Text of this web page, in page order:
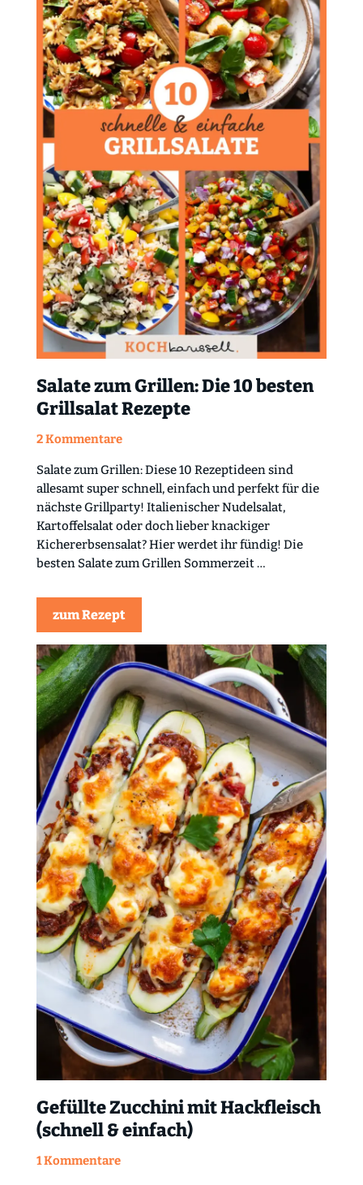
Salate zum Grillen: Die 10 besten
Grillsalat Rezepte
2 Kommentare
Salate zum Grillen: Diese 10 Rezeptideen sind
allesamt super schnell, einfach und perfekt für die
nächste Grillparty! Italienischer Nudelsalat,
Kartoffelsalat oder doch lieber knackiger
Kichererbsensalat? Hier werdet ihr fündig! Die
besten Salate zum Grillen Sommerzeit …
zum Rezept
Gefüllte Zucchini mit Hackfleisch
(schnell & einfach)
1 Kommentare